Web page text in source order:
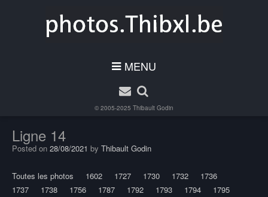
MENU
© 2005-2025 Thibault Godin
Ligne 14
Posted on 28/08/2021 by Thibault Godin
Toutes les photos 1602 1727 1730 1732
1736
1737
1738 1756 1787 1792 1793 1794
1795